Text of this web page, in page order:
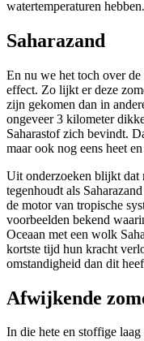
watertemperaturen hebben.
Saharazand
En nu we het toch over
effect. Zo lijkt er deze
zijn gekomen dan in
ongeveer 3 kilometer
Saharastof zich bevindt.
maar ook nog eens heet
Uit onderzoeken blijkt dat
tegenhoudt als
de motor van tropische
voorbeelden bekend
Oceaan met een wolk
kortste tijd hun kracht
omstandigheid dan dit
Afwijkende
In die hete en stoffige